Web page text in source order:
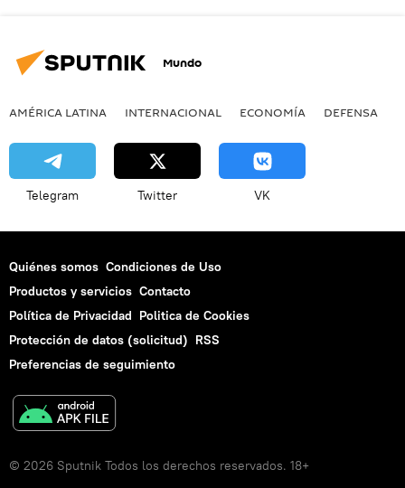
Mundo
AMÉRICA LATINA INTERNACIONAL ECONOMÍA DEFENSA
Telegram Twitter VK
Quiénes somos Condiciones de Uso
Productos y servicios Contacto
Política de Privacidad Politica de Cookies
Protección de datos (solicitud) RSS
Preferencias de seguimiento
© 2026 Sputnik Todos los derechos reservados. 18+